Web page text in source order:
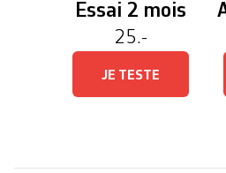
Essai 2 mois
25.-
JE TESTE